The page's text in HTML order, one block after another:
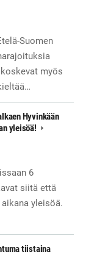
Suomen
myös
Hyvinkään
yleisöä!
6
siitä että
yleisöä.
tiistaina